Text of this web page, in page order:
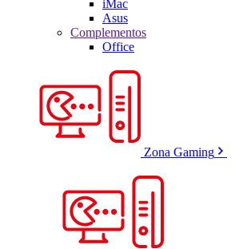
iMac
Asus
Complementos
Office
Zona Gaming